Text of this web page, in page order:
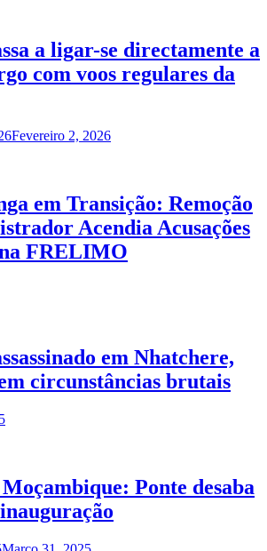
a ligar-se directamente a
com voos regulares da
Fevereiro 2, 2026
em Transição: Remoção
Acendia Acusações
FRELIMO
em Nhatchere,
circunstâncias brutais
Moçambique: Ponte desaba